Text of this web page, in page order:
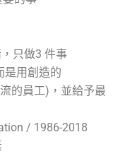
只做3 件事
是用創造的
的員工)，並給予最
/ 1986-2018